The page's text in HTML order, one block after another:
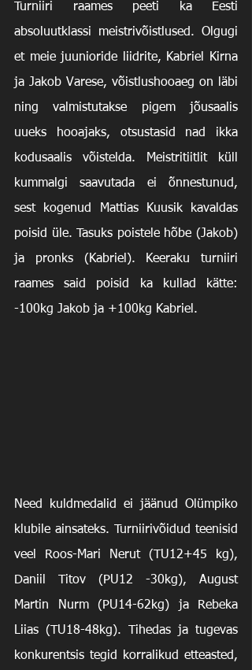
Turniiri raames peeti ka Eesti
absoluutklassi meistrivõistlused. Olgugi
et meie juunioride liidrite, Kabriel Kirna
ja Jakob Varese, võistlushooaeg on läbi
ning valmistutakse pigem jõusaalis
uueks hooajaks, otsustasid nad ikka
kodusaalis võistelda. Meistritiitlit küll
kummalgi saavutada ei õnnestunud,
sest kogenud Mattias Kuusik kavaldas
poisid üle. Tasuks poistele hõbe (Jakob)
ja pronks (Kabriel). Keeraku turniiri
raames said poisid ka kullad kätte:
-100kg Jakob ja +100kg Kabriel.
Need kuldmedalid ei jäänud Olümpiko
klubile ainsateks. Turniirivõidud teenisid
veel Roos-Mari Nerut (TU12+45 kg),
Daniil Titov (PU12 -30kg), August
Martin Nurm (PU14-62kg) ja Rebeka
Liias (TU18-48kg). Tihedas ja tugevas
konkurentsis tegid korralikud etteasted,